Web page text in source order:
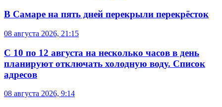
В Самаре на пять дней перекрыли перекрёсток
08 августа 2026, 21:15
С 10 по 12 августа на несколько часов в день
планируют отключать холодную воду. Список
адресов
08 августа 2026, 9:14